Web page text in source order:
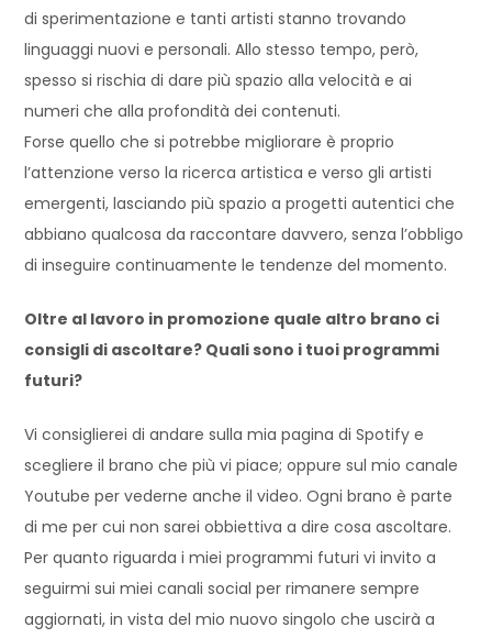
di sperimentazione e tanti artisti stanno trovando
linguaggi nuovi e personali. Allo stesso tempo, però,
spesso si rischia di dare più spazio alla velocità e ai
numeri che alla profondità dei contenuti.
Forse quello che si potrebbe migliorare è proprio
l’attenzione verso la ricerca artistica e verso gli artisti
emergenti, lasciando più spazio a progetti autentici che
abbiano qualcosa da raccontare davvero, senza l’obbligo
di inseguire continuamente le tendenze del momento.
Oltre al lavoro in promozione quale altro brano ci
consigli di ascoltare? Quali sono i tuoi programmi
futuri?
Vi consiglierei di andare sulla mia pagina di Spotify e
scegliere il brano che più vi piace; oppure sul mio canale
Youtube per vederne anche il video. Ogni brano è parte
di me per cui non sarei obbiettiva a dire cosa ascoltare.
Per quanto riguarda i miei programmi futuri vi invito a
seguirmi sui miei canali social per rimanere sempre
aggiornati, in vista del mio nuovo singolo che uscirà a